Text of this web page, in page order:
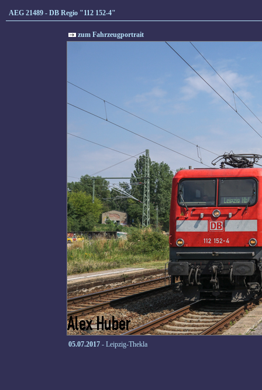
AEG 21489 - DB Regio "112 152-4"
zum Fahrzeugportrait
05.07.2017 - Leipzig-Thekla